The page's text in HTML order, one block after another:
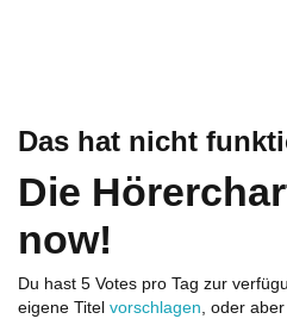
Das hat nicht
Die
now!
Du hast 5 Votes pro Tag zur
eigene Titel vorschlagen, oder